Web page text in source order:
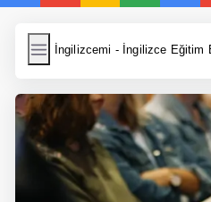
İngilizcemi - İngilizce Eğitim
İngilizcemi
Resim Yükle
Wordpress Cache